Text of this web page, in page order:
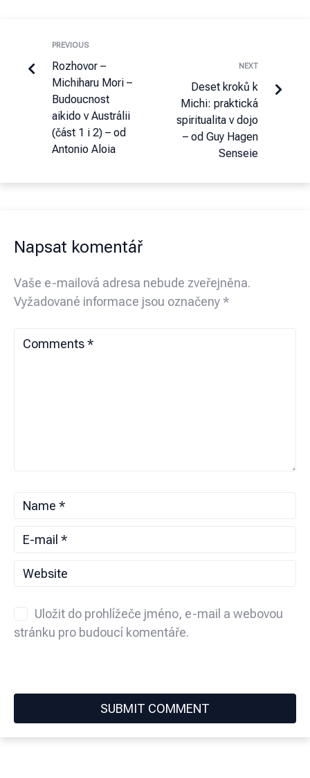
PREVIOUS
Rozhovor –
Michiharu Mori –
Budoucnost
aikido v Austrálii
(část 1 i 2) – od
Antonio Aloia
NEXT
Deset kroků k
Michi: praktická
spiritualita v dojo
– od Guy Hagen
Senseie
Napsat komentář
Vaše e-mailová adresa nebude zveřejněna.
Vyžadované informace jsou označeny*
Uložit do prohlížeče jméno, e-mail a webovou
stránku pro budoucí komentáře.